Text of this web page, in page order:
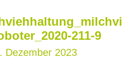
211-9
Dezember 2023